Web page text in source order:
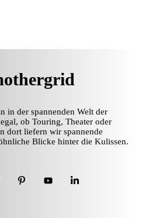
in der spannenden Welt der
ob Touring, Theater oder
dort liefern wir spannende
Blicke hinter die Kulissen.